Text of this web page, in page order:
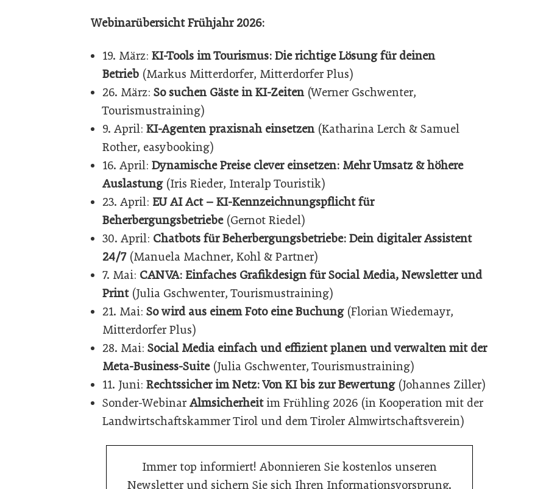
Webinarübersicht Frühjahr 2026:
19. März: KI-Tools im Tourismus: Die richtige Lösung für deinen
Betrieb (Markus Mitterdorfer, Mitterdorfer Plus)
26. März: So suchen Gäste in KI-Zeiten(Werner Gschwenter,
Tourismustraining)
9. April: KI-Agenten praxisnah einsetzen(Katharina Lerch & Samuel
Rother, easybooking)
16. April: Dynamische Preise clever einsetzen: Mehr Umsatz & höhere
Auslastung(Iris Rieder, Interalp Touristik)
23. April: EU AI Act – KI-Kennzeichnungspflicht für
Beherbergungsbetriebe(Gernot Riedel)
30. April: Chatbots für Beherbergungsbetriebe: Dein digitaler Assistent
24/7 (Manuela Machner, Kohl & Partner)
7. Mai: CANVA: Einfaches Grafikdesign für Social Media, Newsletter und
Print(Julia Gschwenter, Tourismustraining)
21. Mai: So wird aus einem Foto eine Buchung(Florian Wiedemayr,
Mitterdorfer Plus)
28. Mai: Social Media einfach und effizient planen und verwalten mit der
Meta-Business-Suite(Julia Gschwenter, Tourismustraining)
11. Juni: Rechtssicher im Netz: Von KI bis zur Bewertung(Johannes Ziller)
Sonder-Webinar Almsicherheitim Frühling 2026 (in Kooperation mit der
Landwirtschaftskammer Tirol und dem Tiroler Almwirtschaftsverein)
Immer top informiert! Abonnieren Sie kostenlos unseren
Newsletter und sichern Sie sich Ihren Informationsvorsprung.